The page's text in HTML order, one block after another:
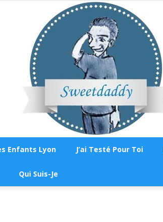
Enfants Lyon J’ai Testé Pour Toi
Qui Suis-Je